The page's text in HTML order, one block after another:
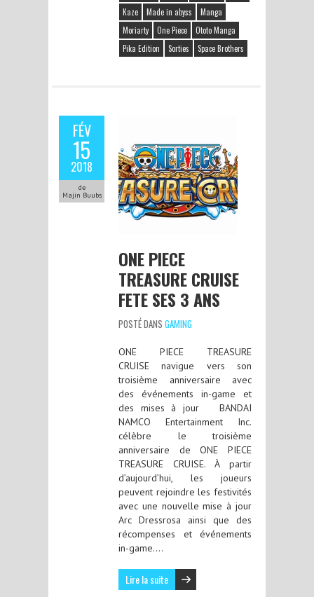
Kaze Made in abyss
Manga
Moriarty
One Piece
Ototo Manga
Pika Edition
Sorties Space Brothers
FÉV
15
2018
de
Majin Buubs
ONE PIECE
TREASURE CRUISE
FETE SES 3 ANS
POSTÉ DANS GAMING
ONE PIECE TREASURE
CRUISE navigue vers son
troisième anniversaire avec
des événements in-game et
des mises à jour BANDAI
NAMCO Entertainment Inc.
célèbre le troisième
anniversaire de ONE PIECE
TREASURE CRUISE. À partir
d’aujourd’hui, les joueurs
peuvent rejoindre les festivités
avec une nouvelle mise à jour
Arc Dressrosa ainsi que des
récompenses et événements
in-game….
Lire la suite